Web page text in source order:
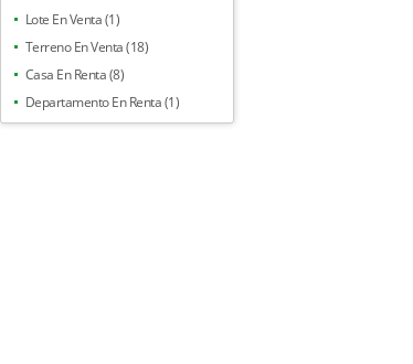
Lote En Venta (1)
Terreno En Venta (18)
Casa En Renta (8)
Departamento En Renta (1)